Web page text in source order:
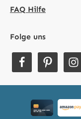
FAQ Hilfe
Folge uns